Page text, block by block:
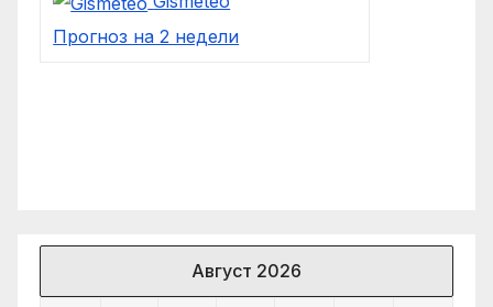
Прогноз на 2 недели
Август 2026